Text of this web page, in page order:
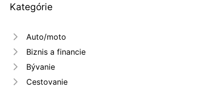
Kategórie
Auto/moto
Biznis a financie
Bývanie
Cestovanie